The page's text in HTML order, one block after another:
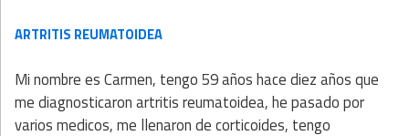
ARTRITIS REUMATOIDEA
Mi nombre es Carmen, tengo 59 años hace diez años que
me diagnosticaron artritis reumatoidea, he pasado por
varios medicos, me llenaron de corticoides, tengo